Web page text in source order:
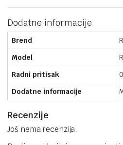
Dodatne informacije
Brend
Model
Radni pritisak
Dodatne informacije
Recenzije
Još nema recenzija.